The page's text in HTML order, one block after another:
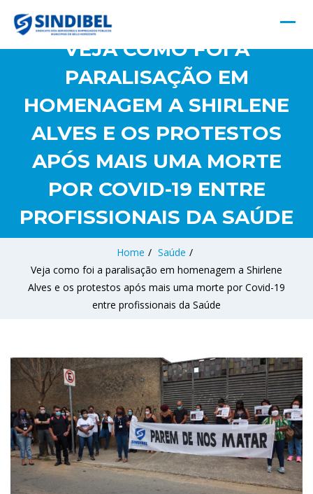
VEJA COMO FOI A
PARALISAÇÃO EM
HOMENAGEM A SHIRLENE
ALVES E OS PROTESTOS
APÓS MAIS UMA MORTE
POR COVID-19 ENTRE
PROFISSIONAIS DA SAÚDE
Home / Saúde /
Veja como foi a paralisação em homenagem a Shirlene
Alves e os protestos após mais uma morte por Covid-19
entre profissionais da Saúde